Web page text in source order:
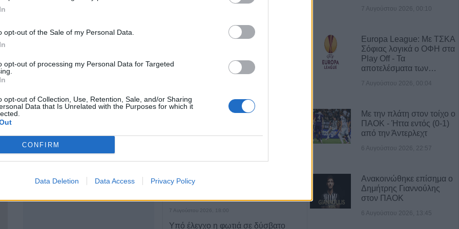
opt-out of the Sale of my Personal Data.
opt-out of processing my Personal Data for Targeted
opt-out of Collection, Use, Retention, Sale, and/or Sharing
Data that Is Unrelated with the Purposes for which it
CONFIRM
Data Deletion Data Access Privacy Policy
Καρδίτσα 43100
6974251887
ΤΕΛΕΥΤΑΙΑ ΝΕΑ
προκριματικού γύρου
Το Σάββατο 8 Αυγούστου η κηδεία
της Αθανασίας Βρέκου
τον τρόπο και τον φορέα
δεξαμενών της Περιφερειακής
7 Αυγούστου 2026, 18:00
Υπό έλεγχο η φωτιά σε δύσβατο
7 Αυγούστου 2026, 00:10
Europa League: Με ΤΣΚΑ
Σόφιας λογικά ο ΟΦΗ στα
Play Off - Τα
αποτελέσματα των…
7 Αυγούστου 2026, 00:04
Με την πλάτη στον τοίχο ο
ΠΑΟΚ - Ήττα εντός (0-1)
από την Άντερλεχτ
6 Αυγούστου 2026, 22:57
Ανακοινώθηκε επίσημα ο
Δημήτρης Γιαννούλης
στον ΠΑΟΚ
6 Αυγούστου 2026, 13:45